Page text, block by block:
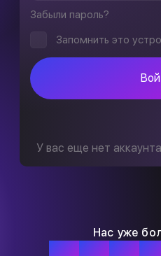
Нас уже
Забыли пароль?
Запомнить это
У вас еще нет